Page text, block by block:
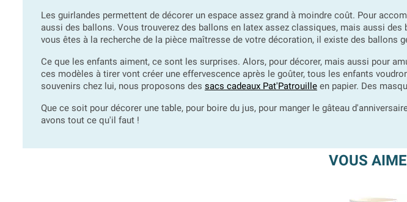
Les guirlandes permettent de décorer un espace assez grand à moindre coût. Pour
aussi des ballons. Vous trouverez des ballons en latex assez classiques, mais aussi
vous êtes à la recherche de la pièce maîtresse de votre décoration, il existe des ballons
Ce que les enfants aiment, ce sont les surprises. Alors, pour décorer, mais aussi pour
ces modèles à tirer vont créer une effervescence après le goûter, tous les enfants
souvenirs chez lui, nous proposons des sacs cadeaux Pat'Patrouille en papier. Des
Que ce soit pour décorer une table, pour boire du jus, pour manger le gâteau
avons tout ce qu'il faut !
VOUS